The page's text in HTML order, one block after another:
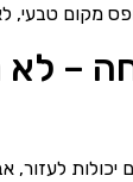
מקום טבעי,
– לא
יכולות